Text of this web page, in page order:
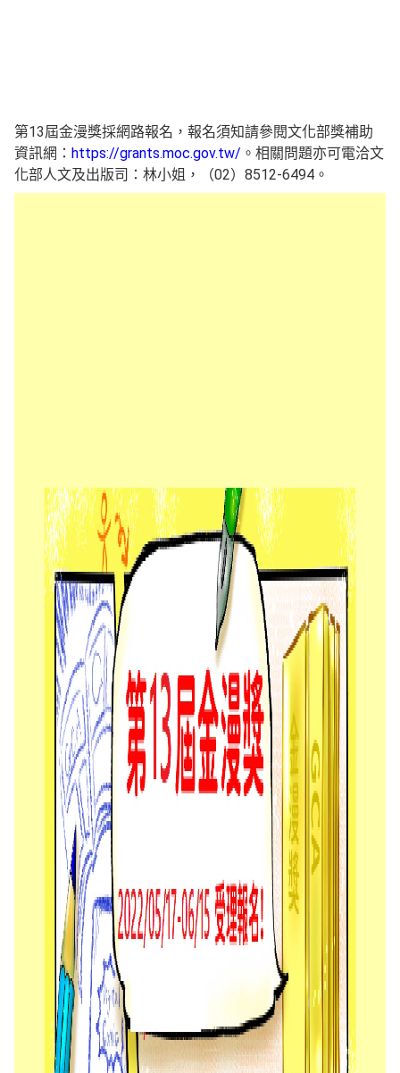
第13屆金漫獎採網路報名，報名須知請參閱文化部獎補助
資訊網： https://grants.moc.gov.tw/ 。相關問題亦可電洽文
化部人文及出版司：林小姐，（02）8512-6494。